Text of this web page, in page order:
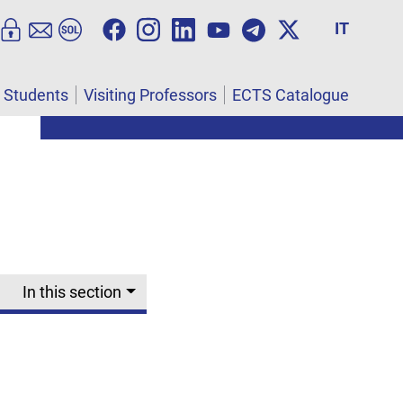
IT
Visiting Professors ECTS Catalogue
In this section